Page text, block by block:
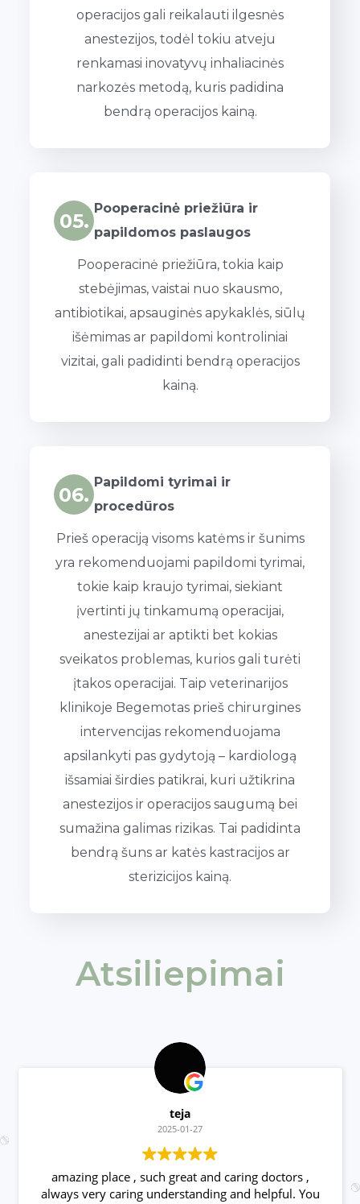
operacijos gali reikalauti ilgesnės
anestezijos, todėl tokiu atveju
renkamasi inovatyvų inhaliacinės
narkozės metodą, kuris padidina
bendrą operacijos kainą.
05.
Pooperacinė priežiūra ir
papildomos paslaugos
Pooperacinė priežiūra, tokia kaip
stebėjimas, vaistai nuo skausmo,
antibiotikai, apsauginės apykaklės, siūlų
išėmimas ar papildomi kontroliniai
vizitai, gali padidinti bendrą operacijos
kainą.
06.
Papildomi tyrimai ir
procedūros
Prieš operaciją visoms katėms ir šunims
yra rekomenduojami papildomi tyrimai,
tokie kaip kraujo tyrimai, siekiant
įvertinti jų tinkamumą operacijai,
anestezijai ar aptikti bet kokias
sveikatos problemas, kurios gali turėti
įtakos operacijai. Taip veterinarijos
klinikoje Begemotas prieš chirurgines
intervencijas rekomenduojama
apsilankyti pas gydytoją – kardiologą
išsamiai širdies patikrai, kuri užtikrina
anestezijos ir operacijos saugumą bei
sumažina galimas rizikas. Tai padidinta
bendrą šuns ar katės kastracijos ar
sterizicijos kainą.
Atsiliepimai
teja
2025-01-27
amazing place , such great and caring doctors ,
always very caring understanding and helpful. You